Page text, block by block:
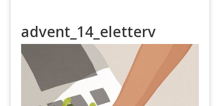
advent_14_eletterv